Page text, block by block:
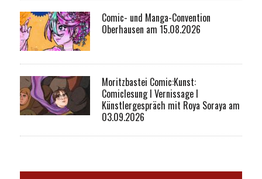
Comic- und Manga-Convention
Oberhausen am 15.08.2026
Moritzbastei Comic:Kunst:
Comiclesung I Vernissage I
Künstlergespräch mit Roya Soraya am
03.09.2026